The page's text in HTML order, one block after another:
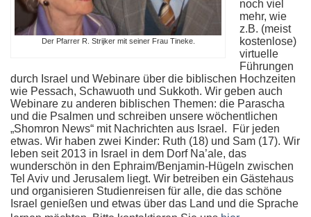
Der Pfarrer R. Strijker mit seiner Frau Tineke.
noch viel
mehr, wie
z.B. (meist
kostenlose)
virtuelle
Führungen
durch Israel und Webinare über die biblischen Hochzeiten
wie Pessach, Schawuoth und Sukkoth. Wir geben auch
Webinare zu anderen biblischen Themen: die Parascha
und die Psalmen und schreiben unsere wöchentlichen
„Shomron News“ mit Nachrichten aus Israel. Für jeden
etwas. Wir haben zwei Kinder: Ruth (18) und Sam (17). Wir
leben seit 2013 in Israel in dem Dorf Na’ale, das
wunderschön in den Ephraim/Benjamin-Hügeln zwischen
Tel Aviv und Jerusalem liegt. Wir betreiben ein Gästehaus
und organisieren Studienreisen für alle, die das schöne
Israel genießen und etwas über das Land und die Sprache